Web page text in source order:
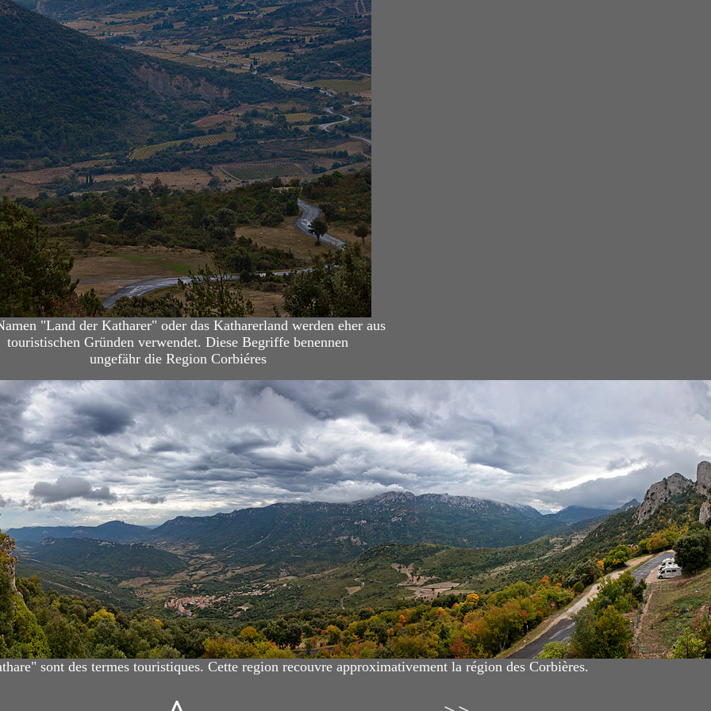
"Land der Katharer" oder das Katharerland werden eher aus
touristischen Gründen verwendet. Diese Begriffe benennen
ungefähr die Region Corbiéres
sont des termes touristiques. Cette region recouvre approximativement la région des Corbières.